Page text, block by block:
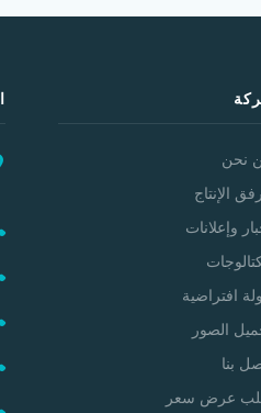
نحن
الإنتاج
وإعلانات
افتراضية
الصور
بنا
عرض سعر